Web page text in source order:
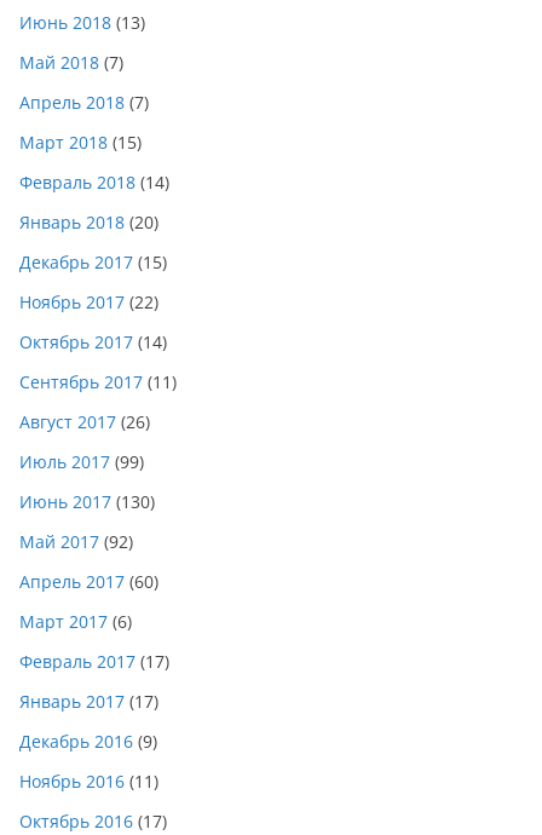
Июнь 2018 (13)
Май 2018 (7)
Апрель 2018 (7)
Март 2018 (15)
Февраль 2018 (14)
Январь 2018 (20)
Декабрь 2017 (15)
Ноябрь 2017 (22)
Октябрь 2017 (14)
Сентябрь 2017 (11)
Август 2017 (26)
Июль 2017 (99)
Июнь 2017 (130)
Май 2017 (92)
Апрель 2017 (60)
Март 2017 (6)
Февраль 2017 (17)
Январь 2017 (17)
Декабрь 2016 (9)
Ноябрь 2016 (11)
Октябрь 2016 (17)